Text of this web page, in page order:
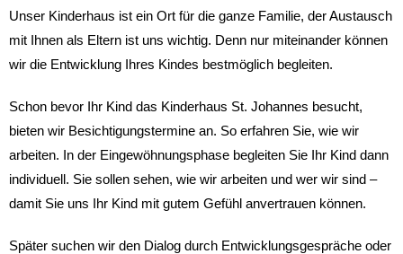
Unser Kinderhaus ist ein Ort für die ganze Familie, der Austausch
mit Ihnen als Eltern ist uns wichtig. Denn nur miteinander können
wir die Entwicklung Ihres Kindes bestmöglich begleiten.
Schon bevor Ihr Kind das Kinderhaus St. Johannes besucht,
bieten wir Besichtigungstermine an. So erfahren Sie, wie wir
arbeiten. In der Eingewöhnungsphase begleiten Sie Ihr Kind dann
individuell. Sie sollen sehen, wie wir arbeiten und wer wir sind –
damit Sie uns Ihr Kind mit gutem Gefühl anvertrauen können.
Später suchen wir den Dialog durch Entwicklungsgespräche oder